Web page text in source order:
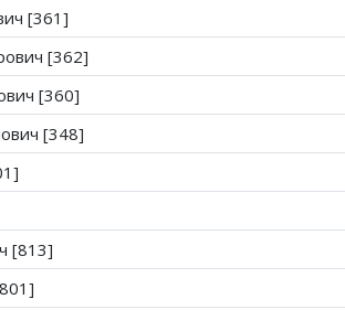
[361]
[362]
[360]
[348]
[813]